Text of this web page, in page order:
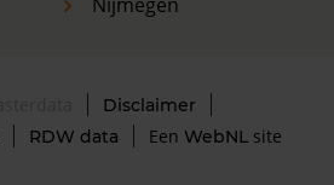
Disclaimer
RDW data Een WebNLsite